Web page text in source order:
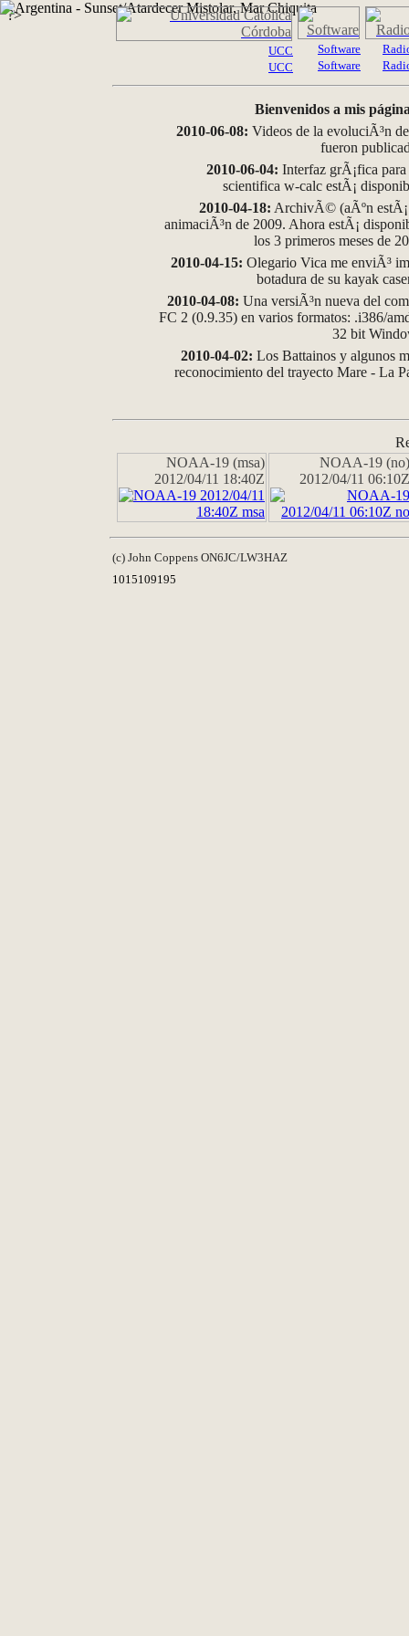
?>
UCC
UCC
Software
Software
Bienvenidos a mis
2010-06-08: Videos de la evoluciÃ³n
fueron
2010-06-04: Interfaz grÃ¡fica
scientifica w-calc estÃ¡
2010-04-18: ArchivÃ© (aÃºn
animaciÃ³n de 2009. Ahora estÃ¡
los 3 primeros meses de
2010-04-15: Olegario Vica me enviÃ³
botadura de su kayak
2010-04-08: Una versiÃ³n nueva del
FC 2 (0.9.35) en varios formatos: .i386/
32 bit
2010-04-02: Los Battainos y algunos
reconocimiento del trayecto Mare - La
NOAA-19 (msa)
2012/04/11 18:40Z
NOAA-19 (no)
2012/04/11 06:10Z
(c) John Coppens ON6JC/LW3HAZ
1015109195